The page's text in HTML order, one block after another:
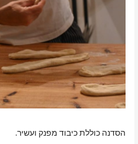
הסדנה כוללת כיבוד מפנק ועשיר.